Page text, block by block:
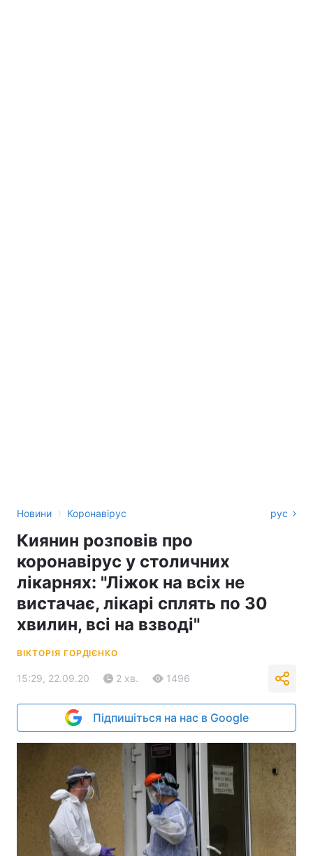
Новини › Коронавірус рус
Киянин розповів про
коронавірус у столичних
лікарнях: "Ліжок на всіх не
вистачає, лікарі сплять по 30
хвилин, всі на взводі"
ВІКТОРІЯ ГОРДІЄНКО
15:29, 22.09.20 2 хв. 1496
Підпишіться на нас в Google